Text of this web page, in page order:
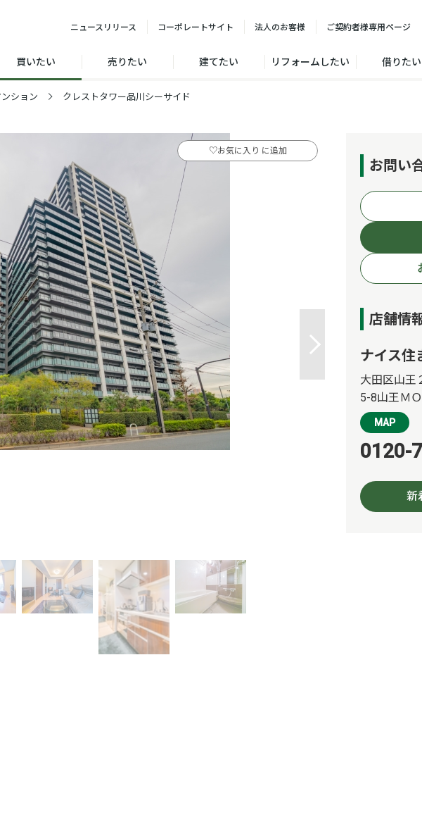
ニュース リリース コーポレートサイト 法人のお客様 ご契約者様専用ページ
買いたい 売りたい 建てたい リフォームしたい 借りたい
ション クレストタワー品川シーサイド
♡お気に入り に追加
お問い
店舗情
ナイス住
大田区山王
5-8山王Ｍ
MAP
0120-
新